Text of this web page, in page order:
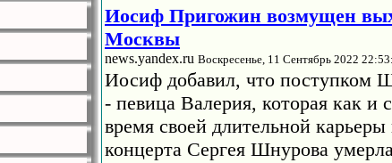
Иосиф Пригожин возмущен
Москвы
news.yandex.ru Воскресенье, 11 Сентябрь 2022
Иосиф добавил, что поступком
- певица Валерия, которая как и
время своей длительной
концерта Сергея Шнурова